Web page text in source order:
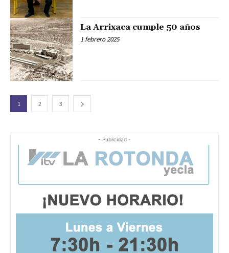
La Arrixaca cumple 50 años
1 febrero 2025
1 2 3
- Publicidad -